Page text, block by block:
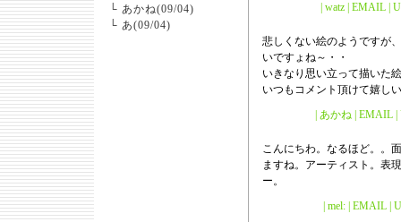
└ あかね(09/04)
└ あ(09/04)
| watz | EMAIL |
悲しくない絵のようですが
いですょね～・・
いきなり思い立って描いた
いつもコメント頂けて嬉し
| あかね | EMAIL |
こんにちわ。なるほど。。
ますね。アーティスト。表
ー。
| mel: | EMAIL |